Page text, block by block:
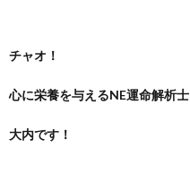
チャオ！
心に栄養を与えるNE運命解析士
大内です！